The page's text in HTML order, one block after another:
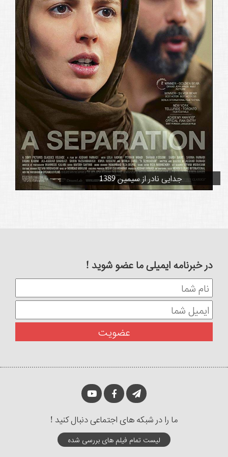
جدایی نادر از سیمین 1389
در خبرنامه ایمیلی ما عضو شوید !
ما را در شبکه های اجتماعی دنبال کنید !
لیست تمام فیلم های بررسی شده